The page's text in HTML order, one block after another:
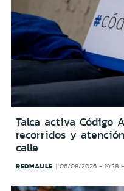
Talca activa Código
recorridos y
calle
REDMAULE 06/08/2026 - 19:28